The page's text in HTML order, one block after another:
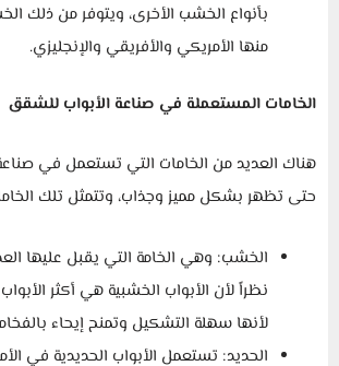
بأنواع الخشب الأخرى، ويتوفر من ذلك
منها الأمريكي والأفريقي والإنجليزي.
الخامات المستعملة في صناعة الأبواب للشقق
هناك العديد من الخامات التي تستعمل في
حتى تظهر بشكل مميز وجذاب، وتتمثل تلك
الخشب: وهي الخامة التي يقبل عليها
نظراً لأن الأبواب الخشبية هي أكثر
لأنها سهلة التشكيل وتمنح إيحاء
الحديد: تستعمل الأبواب الحديدية في